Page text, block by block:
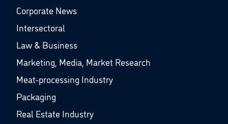
Corporate News
Intersectoral
Law & Business
Marketing, Media, Market Research
Meat-processing Industry
Packaging
Real Estate Industry